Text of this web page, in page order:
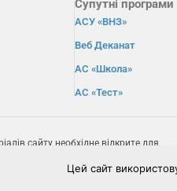
Супутні програми
АСУ «ВНЗ»
Веб Деканат
АС «Школа»
АС «Тест»
сайту необхідне відкрите для
Цей сайт